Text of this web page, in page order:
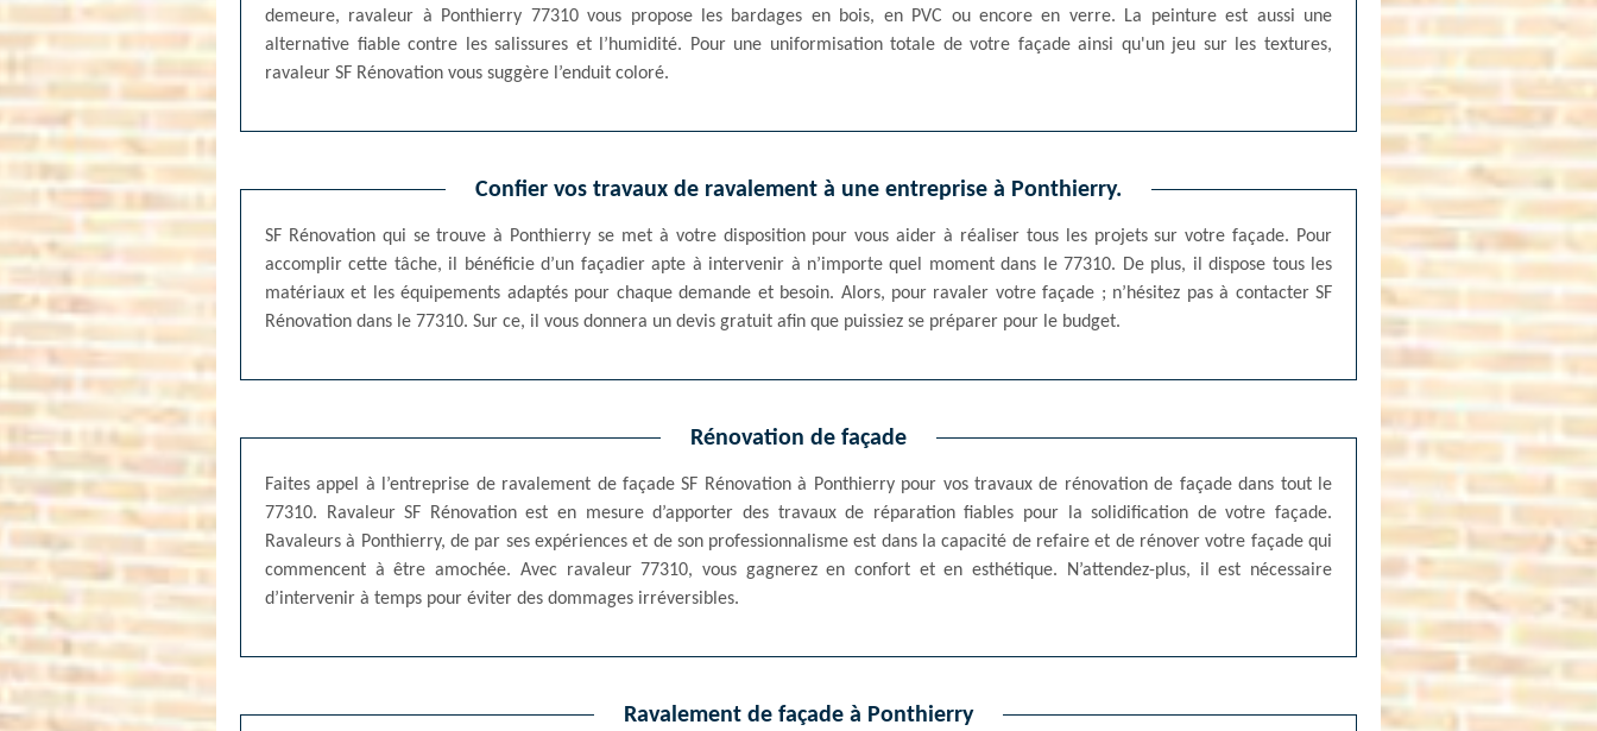
demeure, ravaleur à Ponthierry 77310 vous propose les bardages en bois, en PVC ou encore en verre. La peinture est aussi une
alternative fiable contre les salissures et l’humidité. Pour une uniformisation totale de votre façade ainsi qu'un jeu sur les textures,
ravaleur SF Rénovation vous suggère l’enduit coloré.
Confier vos travaux de ravalement à une entreprise à Ponthierry.
SF Rénovation qui se trouve à Ponthierry se met à votre disposition pour vous aider à réaliser tous les projets sur votre façade. Pour
accomplir cette tâche, il bénéficie d’un façadier apte à intervenir à n’importe quel moment dans le 77310. De plus, il dispose tous les
matériaux et les équipements adaptés pour chaque demande et besoin. Alors, pour ravaler votre façade ; n’hésitez pas à contacter SF
Rénovation dans le 77310. Sur ce, il vous donnera un devis gratuit afin que puissiez se préparer pour le budget.
Rénovation de façade
Faites appel à l’entreprise de ravalement de façade SF Rénovation à Ponthierry pour vos travaux de rénovation de façade dans tout le
77310. Ravaleur SF Rénovation est en mesure d’apporter des travaux de réparation fiables pour la solidification de votre façade.
Ravaleurs à Ponthierry, de par ses expériences et de son professionnalisme est dans la capacité de refaire et de rénover votre façade qui
commencent à être amochée. Avec ravaleur 77310, vous gagnerez en confort et en esthétique. N’attendez-plus, il est nécessaire
d’intervenir à temps pour éviter des dommages irréversibles.
Ravalement de façade à Ponthierry